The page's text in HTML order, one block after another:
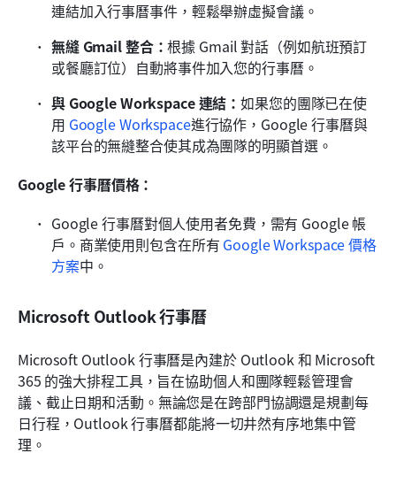
連結加入行事曆事件，輕鬆舉辦虛擬會議。
無縫 Gmail 整合：根據 Gmail 對話（例如航班預訂
或餐廳訂位）自動將事件加入您的行事曆。
與 Google Workspace 連結：如果您的團隊已在使
用 Google Workspace進行協作，Google 行事曆與
該平台的無縫整合使其成為團隊的明顯首選。
Google 行事曆價格：
Google 行事曆對個人使用者免費，需有 Google 帳
戶。商業使用則包含在所有 Google Workspace 價格
方案中。
Microsoft Outlook 行事曆
Microsoft Outlook 行事曆是內建於 Outlook 和 Microsoft
365 的強大排程工具，旨在協助個人和團隊輕鬆管理會
議、截止日期和活動。無論您是在跨部門協調還是規劃每
日行程，Outlook 行事曆都能將一切井然有序地集中管
理。